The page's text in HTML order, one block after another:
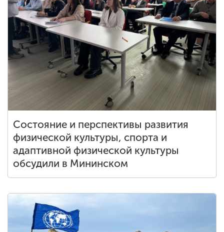
Состояние и перспективы развития
физической культуры, спорта и
адаптивной физической культуры
обсудили в Мининском